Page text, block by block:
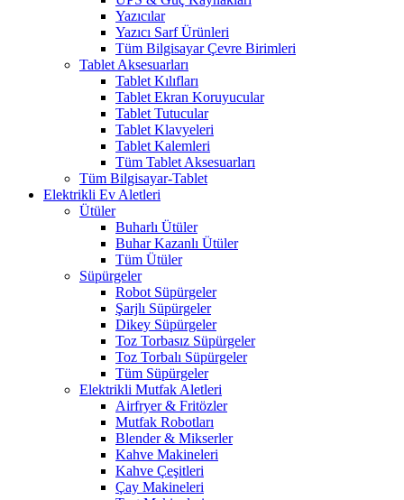
Yazıcılar
Yazıcı Sarf Ürünleri
Tüm Bilgisayar Çevre Birimleri
Tablet Aksesuarları
Tablet Kılıfları
Tablet Ekran Koruyucular
Tablet Tutucular
Tablet Klavyeleri
Tablet Kalemleri
Tüm Tablet Aksesuarları
Tüm Bilgisayar-Tablet
Elektrikli Ev Aletleri
Ütüler
Buharlı Ütüler
Buhar Kazanlı Ütüler
Tüm Ütüler
Süpürgeler
Robot Süpürgeler
Şarjlı Süpürgeler
Dikey Süpürgeler
Toz Torbasız Süpürgeler
Toz Torbalı Süpürgeler
Tüm Süpürgeler
Elektrikli Mutfak Aletleri
Airfryer & Fritözler
Mutfak Robotları
Blender & Mikserler
Kahve Makineleri
Kahve Çeşitleri
Çay Makineleri